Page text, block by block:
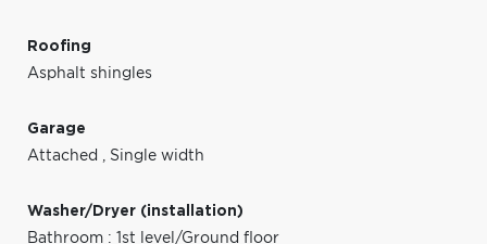
Roofing
Asphalt shingles
Garage
Attached , Single width
Washer/Dryer (installation)
Bathroom : 1st level/Ground floor